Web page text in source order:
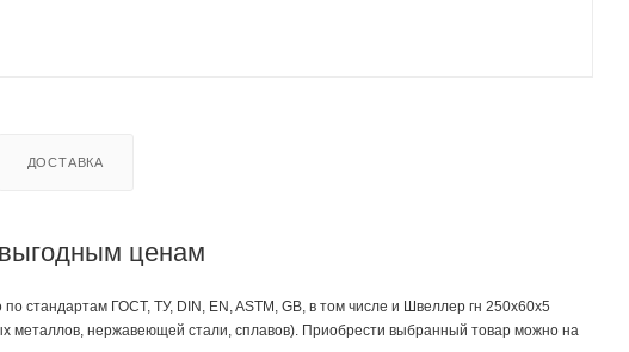
ДОСТАВКА
ценам
стандартам ГОСТ, ТУ, DIN, EN, ASTM, GB, в том числе и Швеллер гн 250х60х5
металлов, нержавеющей стали, сплавов). Приобрести выбранный товар можно на